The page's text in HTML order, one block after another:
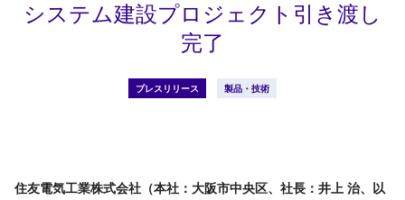
システム建設プロジェクト引き渡し
完了
プレスリリース 製品・技術
住友電気工業株式会社（本社：大阪市中央区、社長：井上 治、以